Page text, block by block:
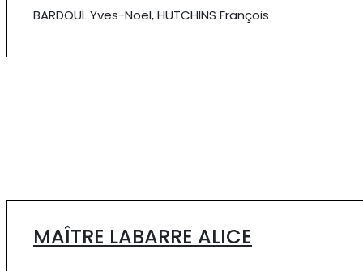
BARDOUL Yves-Noël, HUTCHINS François
MAÎTRE LABARRE ALICE